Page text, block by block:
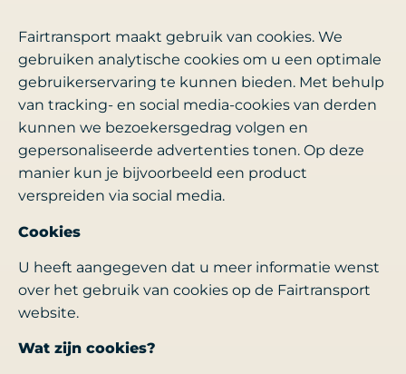
Fairtransport maakt gebruik van cookies. We
gebruiken analytische cookies om u een optimale
gebruikerservaring te kunnen bieden. Met behulp
van tracking- en social media-cookies van derden
kunnen we bezoekersgedrag volgen en
gepersonaliseerde advertenties tonen. Op deze
manier kun je bijvoorbeeld een product
verspreiden via social media.
Cookies
U heeft aangegeven dat u meer informatie wenst
over het gebruik van cookies op de Fairtransport
website.
Wat zijn cookies?